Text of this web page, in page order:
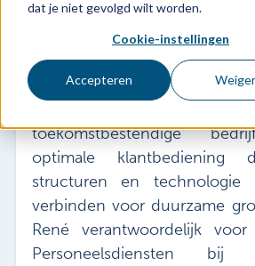
dat je niet gevolgd wilt worden.
Cookie-instellingen
Accepteren
0318 - 544 044
Nieuws
Mijn Sibbing
Contact
veranderingen binnen de
hij verschillende business
bij het inrichten en
processen en software-
doel is om bij te
toekomstbestendige
optimale klantbediening
structuren en technologie
verbinden voor duurzame
René verantwoordelijk
Personeelsdiensten